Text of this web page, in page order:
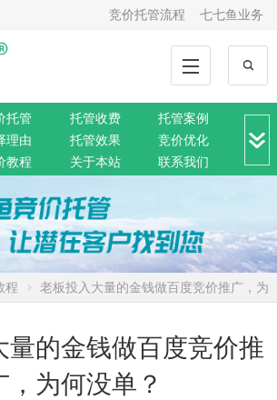
竞价托管流程 七七鱼业务
托管 托管收费
托管案例
理由 托管效果
竞价优化
教程 关于本站
联系我们
托管 神马托管
资讯 网络营销
SEO排名
程
老板投入大量的金钱做百度竞价推广，为
量的金钱做百度竞价推
，为何没单？